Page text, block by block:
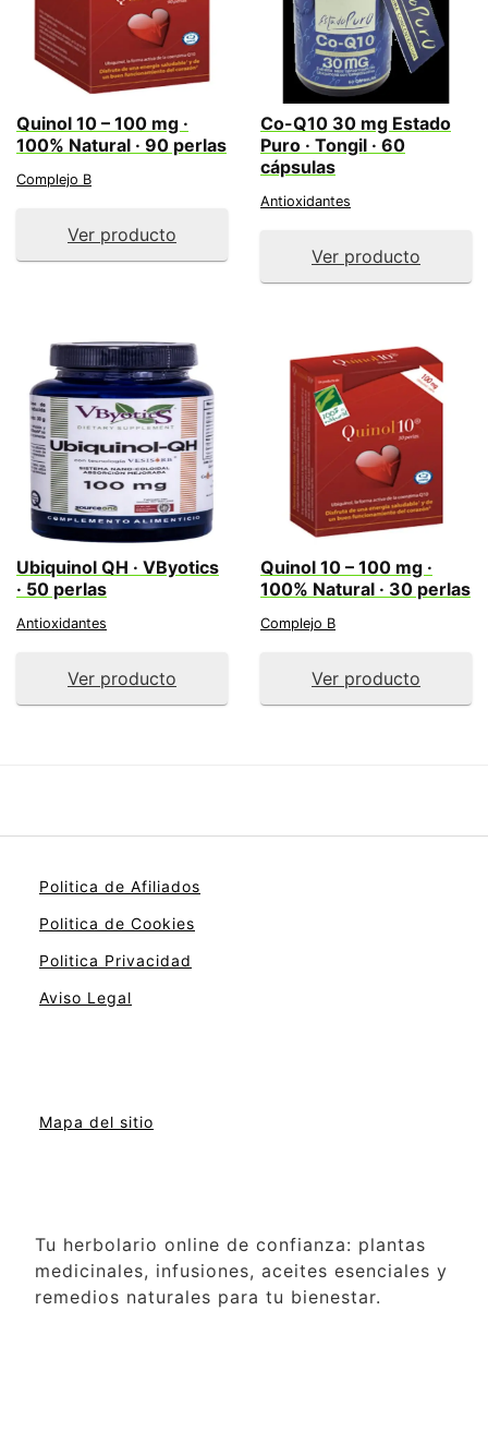
Quinol 10 – 100 mg ·
100% Natural · 90 perlas
Complejo B
Ver producto
Co-Q10 30 mg Estado
Puro · Tongil · 60
cápsulas
Antioxidantes
Ver producto
Ubiquinol QH · VByotics
· 50 perlas
Antioxidantes
Ver producto
Quinol 10 – 100 mg ·
100% Natural · 30 perlas
Complejo B
Ver producto
Politica de Afiliados
Politica de Cookies
Politica Privacidad
Aviso Legal
Mapa del sitio
Tu herbolario online de confianza: plantas
medicinales, infusiones, aceites esenciales y
remedios naturales para tu bienestar.